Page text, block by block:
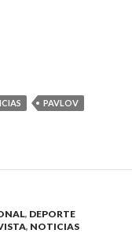
PAVLOV
, DEPORTE
, NOTICIAS